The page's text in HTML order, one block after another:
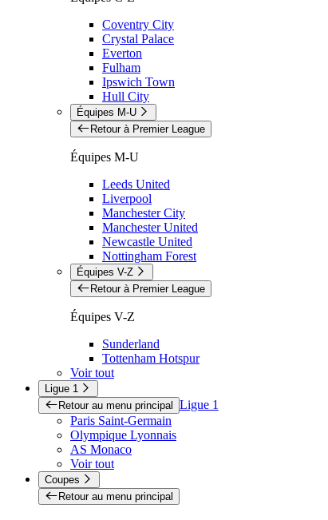
Coventry City
Crystal Palace
Everton
Fulham
Ipswich Town
Hull City
Équipes M-U
Retour à Premier League
Équipes M-U
Leeds United
Liverpool
Manchester City
Manchester United
Newcastle United
Nottingham Forest
Équipes V-Z
Retour à Premier League
Équipes V-Z
Sunderland
Tottenham Hotspur
Voir tout
Ligue 1
Retour au menu principal Ligue 1
Paris Saint-Germain
Olympique Lyonnais
AS Monaco
Voir tout
Coupes
Retour au menu principal